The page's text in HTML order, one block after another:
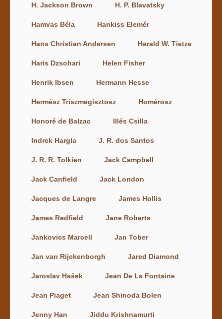
H. Jackson Brown H. P. Blavatsky
Hamvas Béla Hankiss Elemér
Hans Christian Andersen Harald W. Tietze
Haris Dzsohari Helen Fisher
Henrik Ibsen Hermann Hesse
Hermész Triszmegisztosz Homérosz
Honoré de Balzac Illés Csilla
Indrek Hargla J. R. dos Santos
J. R. R. Tolkien Jack Campbell
Jack Canfield Jack London
Jacques de Langre James Hollis
James Redfield Jane Roberts
Jankovics Marcell Jan Tober
Jan van Rijckenborgh Jared Diamond
Jaroslav Hašek Jean De La Fontaine
Jean Piaget Jean Shinoda Bolen
Jenny Han Jiddu Krishnamurti